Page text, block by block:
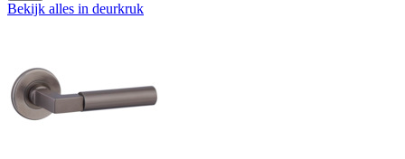
Bekijk alles in deurkruk